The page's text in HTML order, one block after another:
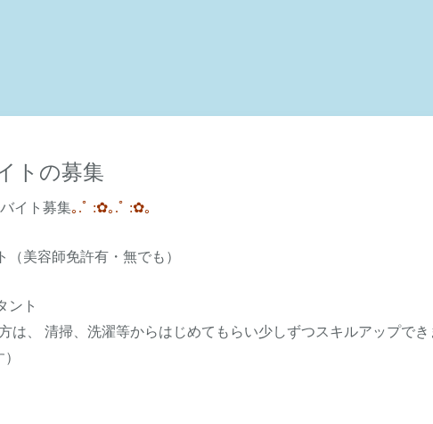
トの募集
イト募集｡.ﾟ :✿｡.ﾟ :✿｡
（美容師免許有・無でも）
ント
は、 清掃、洗濯等からはじめてもらい少しずつスキルアップでき